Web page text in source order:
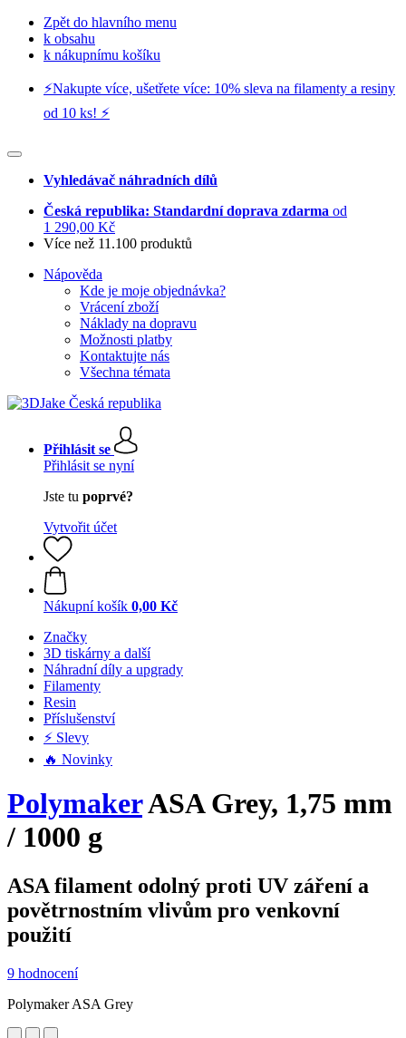
Zpět do hlavního menu
k obsahu
k nákupnímu košíku
⚡️Nakupte více, ušetřete více: 10% sleva na filamenty a resiny
od 10 ks! ⚡️
Vyhledávač náhradních dílů
Česká republika: Standardní doprava zdarma od
1 290,00 Kč
Více než 11.100 produktů
Nápověda
Kde je moje objednávka?
Vrácení zboží
Náklady na dopravu
Možnosti platby
Kontaktujte nás
Všechna témata
Přihlásit se
Přihlásit se nyní
Jste tu poprvé?
Vytvořit účet
Nákupní košík 0,00 Kč
Značky
3D tiskárny a další
Náhradní díly a upgrady
Filamenty
Resin
Příslušenství
⚡ Slevy
🔥 Novinky
PolymakerASA Grey, 1,75 mm
/ 1000 g
ASA filament odolný proti UV záření a
povětrnostním vlivům pro venkovní
použití
9 hodnocení
Polymaker ASA Grey